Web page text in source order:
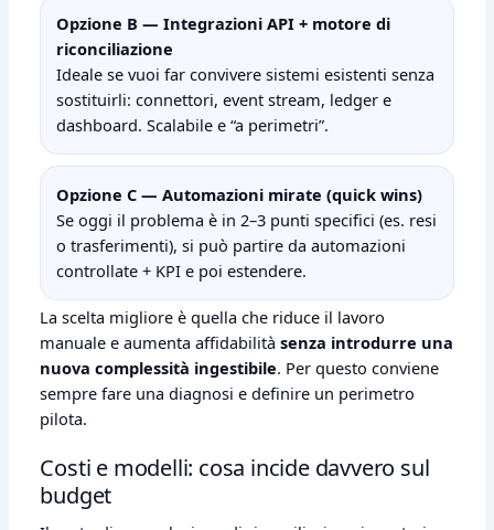
Opzione B — Integrazioni API + motore di
riconciliazione
Ideale se vuoi far convivere sistemi esistenti senza
sostituirli: connettori, event stream, ledger e
dashboard. Scalabile e “a perimetri”.
Opzione C — Automazioni mirate (quick wins)
Se oggi il problema è in 2–3 punti specifici (es. resi
o trasferimenti), si può partire da automazioni
controllate + KPI e poi estendere.
La scelta migliore è quella che riduce il lavoro
manuale e aumenta affidabilitàsenza introdurre una
nuova complessità ingestibile. Per questo conviene
sempre fare una diagnosi e definire un perimetro
pilota.
Costi e modelli: cosa incide davvero sul
budget